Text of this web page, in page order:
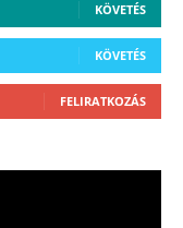
KÖVETÉS
KÖVETÉS
FELIRATKOZÁS